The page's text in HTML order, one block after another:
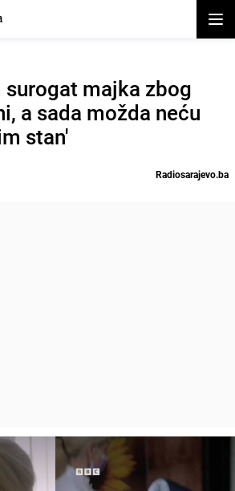
surogat majka zbog
a sada možda neću
stan'
Radiosarajevo.ba